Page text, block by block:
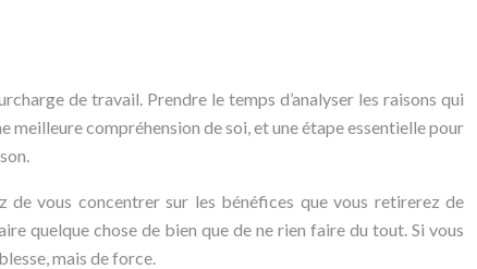
de travail. Prendre le temps d’analyser les raisons qui
compréhension de soi, et une étape essentielle pour
de vous concentrer sur les bénéfices que vous retirerez de
quelque chose de bien que de ne rien faire du tout. Si vous
mais de force.